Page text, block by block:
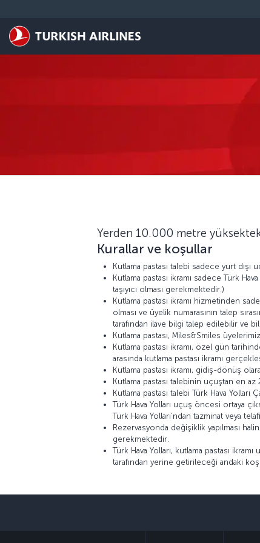
Yerden 10.000 metre
Kurallar ve koşullar
Kutlama pastası talebi sadece yurt dışı
Kutlama pastası ikramı sadece Türk
taşıyıcı olması gerekmektedir.)
Kutlama pastası ikramı hizmetinden
olması ve üyelik numarasının talep
tarafından ilave bilgi talep edilebilir ve
Kutlama pastası, Miles&Smiles
Kutlama pastası ikramı, özel gün
arasında kutlama pastası ikramı
Kutlama pastası ikramı, gidiş-dönüş
Kutlama pastası talebinin uçuştan en az
Kutlama pastası talebi Türk Hava
Türk Hava Yolları uçuş öncesi ortaya
Türk Hava Yolları’ndan tazminat veya
Rezervasyonda değişiklik yapılması
gerekmektedir.
Türk Hava Yolları, kutlama pastası
tarafından yerine getirileceği andaki